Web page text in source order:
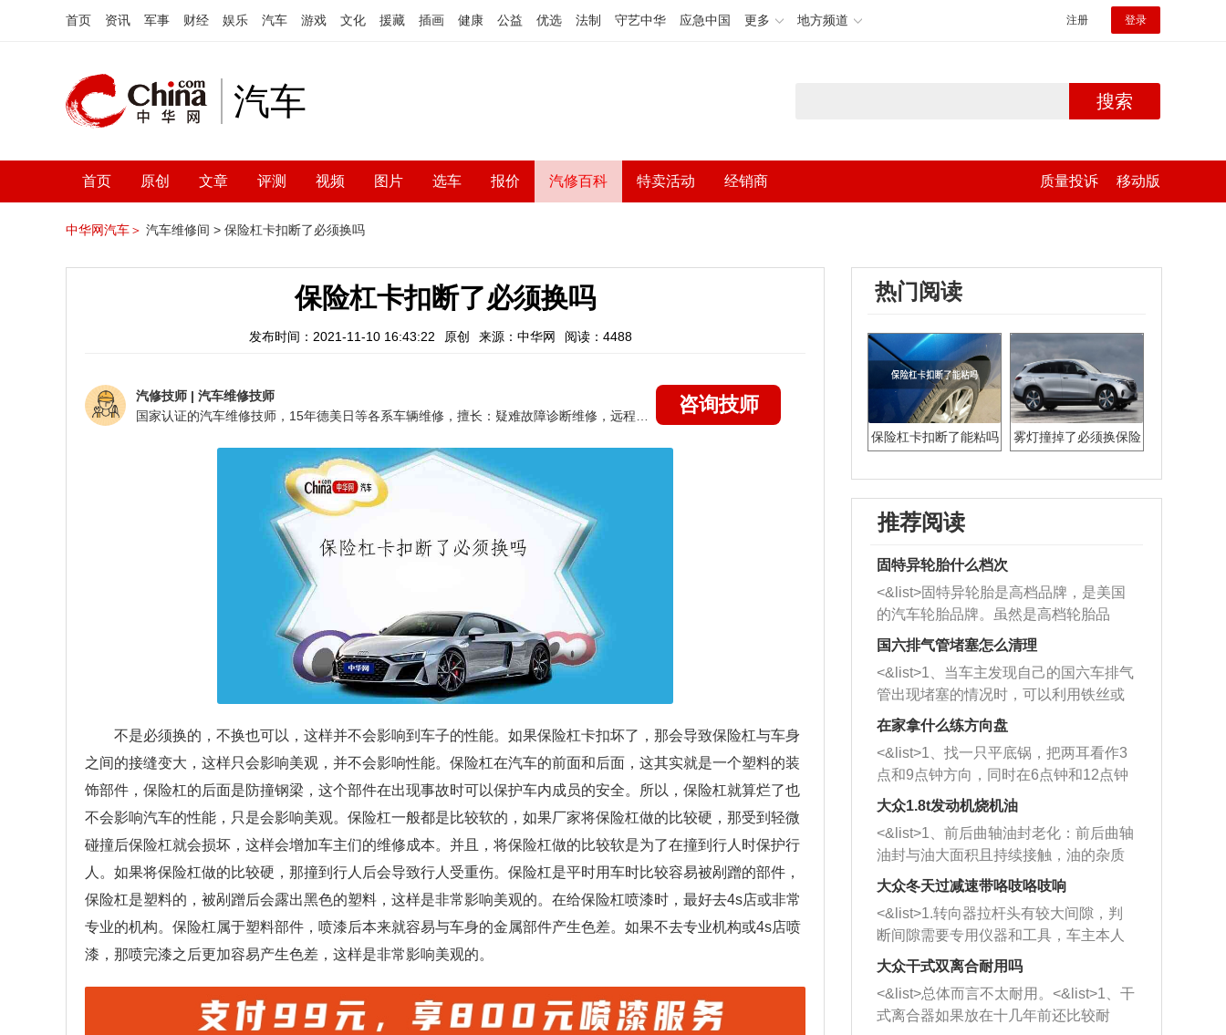
首页 资讯 军事 财经 娱乐 汽车 游戏 文化 援藏 插画 健康 公益 优选 法制 守艺中华 应急中国 更多 地方频道 注册 登录
汽车 搜索
首页 原创 文章 评测 视频 图片 选车 报价 汽修百科 特卖活动 经销商 质量投诉 移动版
中华网汽车＞ 汽车维修间 > 保险杠卡扣断了必须换吗
保险杠卡扣断了必须换吗
发布时间：2021-11-10 16:43:22 原创 来源：中华网 阅读：4488
汽修技师 | 汽车维修技师
咨询技师
不是必须换的，不换也可以，这样并不会影响到车子的性能。如果保险杠卡扣坏了，那会导致保险杠与车身
之间的接缝变大，这样只会影响美观，并不会影响性能。保险杠在汽车的前面和后面，这其实就是一个塑料的装
饰部件，保险杠的后面是防撞钢梁，这个部件在出现事故时可以保护车内成员的安全。所以，保险杠就算烂了也
不会影响汽车的性能，只是会影响美观。保险杠一般都是比较软的，如果厂家将保险杠做的比较硬，那受到轻微
碰撞后保险杠就会损坏，这样会增加车主们的维修成本。并且，将保险杠做的比较软是为了在撞到行人时保护行
人。如果将保险杠做的比较硬，那撞到行人后会导致行人受重伤。保险杠是平时用车时比较容易被剐蹭的部件，
保险杠是塑料的，被剐蹭后会露出黑色的塑料，这样是非常影响美观的。在给保险杠喷漆时，最好去4s店或非常
专业的机构。保险杠属于塑料部件，喷漆后本来就容易与车身的金属部件产生色差。如果不去专业机构或4s店喷
漆，那喷完漆之后更加容易产生色差，这样是非常影响美观的。
热门阅读
保险杠卡扣断了能粘吗
雾灯撞掉了必须换保险
推荐阅读
固特异轮胎什么档次
<&list>固特异轮胎是高档品牌，是美国
的汽车轮胎品牌。虽然是高档轮胎品
牌，但是中高低端的轮胎都有生产，这
也是为了更好的开拓市场。
国六排气管堵塞怎么清理
<&list>1、当车主发现自己的国六车排气
管出现堵塞的情况时，可以利用铁丝或
者是细棍，直接将杂物给取出来，如果
堵塞情况比较严重，也可以采取应急措
施。 <&list>2、直接利用木棍将所有的
杂物推到排气管里面的位置处，然后将
三元催化器拆解开，就可以将堵塞的东
西取出来。但如果是因为积碳过多引起
的堵塞，就需要将三元催化器泡在草酸
洗剂对堵塞的情况得到解决，将清洗剂
放在燃油箱中，与燃油混合后，车辆启
动时，就可以和汽油一起进入到燃烧
室，最后形成废气排出，就可以让三元
催化器得到清洗，排气管堵塞的情况就
能够得到解决。
在家拿什么练方向盘
<&list>1、找一只平底锅，把两耳看作3
点和9点钟方向，同时在6点钟和12点钟
方向做一个标记。 <&list>2、双手握住
一圈半的练习，往右同样也要打相同的
圈数。 <&list>3、最后强调要反复练
习，这样就可以形成肌肉记忆，在真实
驾驶车辆时，不需要记忆也能打好方
向。
大众1.8t发动机烧机油
<&list>1、前后曲轴油封老化：前后曲轴
油封与油大面积且持续接触，油的杂质
和发动机内持续温度变化使其密封效果
逐渐减弱，导致渗油或漏油。<&list>2、
活塞间隙过大：积碳会使活塞环与缸体
的间隙扩大，导致机油流入燃烧室中，
造成烧机油。<&list>3、机油粘度。使用
机油粘度过小的话，同样会有烧机油现
象，机油粘度过小具有很好的流动性，
大众冬天过减速带咯吱咯吱响
<&list>1.转向器拉杆头有较大间隙，判
断间隙需要专用仪器和工具，车主本人
无法制作，需要将车辆送到修理厂或4s
店；<&list>2.车辆半轴套管防尘罩破
裂，破裂后会出现漏油现象，使半轴磨
损严重，磨损的半轴容易损坏，产生异
大众干式双离合耐用吗
<&list>总体而言不太耐用。<&list>1、干
式离合器如果放在十几年前还比较耐